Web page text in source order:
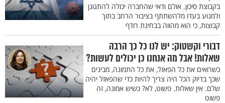
בקבוצת סיכון. אולם ודאי שהחברה יכולה להתגונן
ולמנוע בעדו מלהשתתף בציבור הרחב בתוך
קבוצות, כי הוא מהווה בבחינת רודף
דבורי וקשטוק: יש לנו כל כך הרבה
שאלות! אבל מה אנחנו כן יכולים לעשות?
כשרואים את כל הפאזל, את כל התמונה, מבינים
שכך בדיוק הכל היה צריך להיות כדי שהפאזל יהיה
שלם. אין שאלות. פשוט, לא? כשיש אמונה, זה
פשוט